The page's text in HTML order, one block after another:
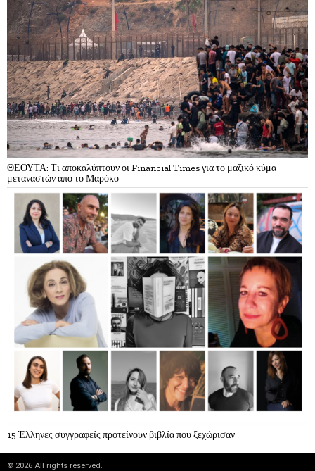
ΘΕΟΥΤΑ: Τι αποκαλύπτουν οι Financial Times για το μαζικό κύμα
μεταναστών από το Μαρόκο
15 Έλληνες συγγραφείς προτείνουν βιβλία που ξεχώρισαν
© 2026 All rights reserved.